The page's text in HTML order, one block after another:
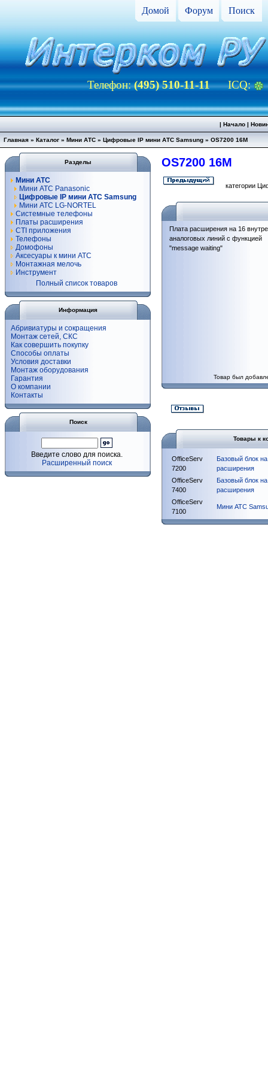
Домой Форум Поиск
Телефон:(495) 510-11-11ICQ:
| Начало|
Главная » Каталог » Мини АТС » Цифровые IP мини АТС Samsung » OS7200 16M
Разделы
Мини АТС
Мини АТС Panasonic
Цифровые IP мини АТС Samsung
Мини АТС LG-NORTEL
Системные телефоны
Платы расширения
CTI приложения
Телефоны
Домофоны
Аксесуары к мини АТС
Монтажная мелочь
Инструмент
Полный список товаров
Информация
Абривиатуры и сокращения
Монтаж сетей, СКС
Как совершить покупку
Способы оплаты
Условия доставки
Монтаж оборудования
Гарантия
О компании
Контакты
Поиск
Введите слово для поиска.
Расширенный поиск
OS7200 16M
категории
Плата расширения на 16
аналоговых линий с функцией
"message waiting"
Товар был
Товары к
OfficeServ
7200
Базовый блок
расширения
OfficeServ
7400
Базовый блок
расширения
OfficeServ
7100
Мини АТС